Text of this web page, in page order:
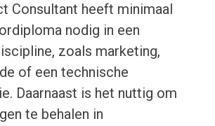
Consultant heeft minimaal
nodig in een
zoals marketing,
of een technische
Daarnaast is het nuttig om
te behalen in